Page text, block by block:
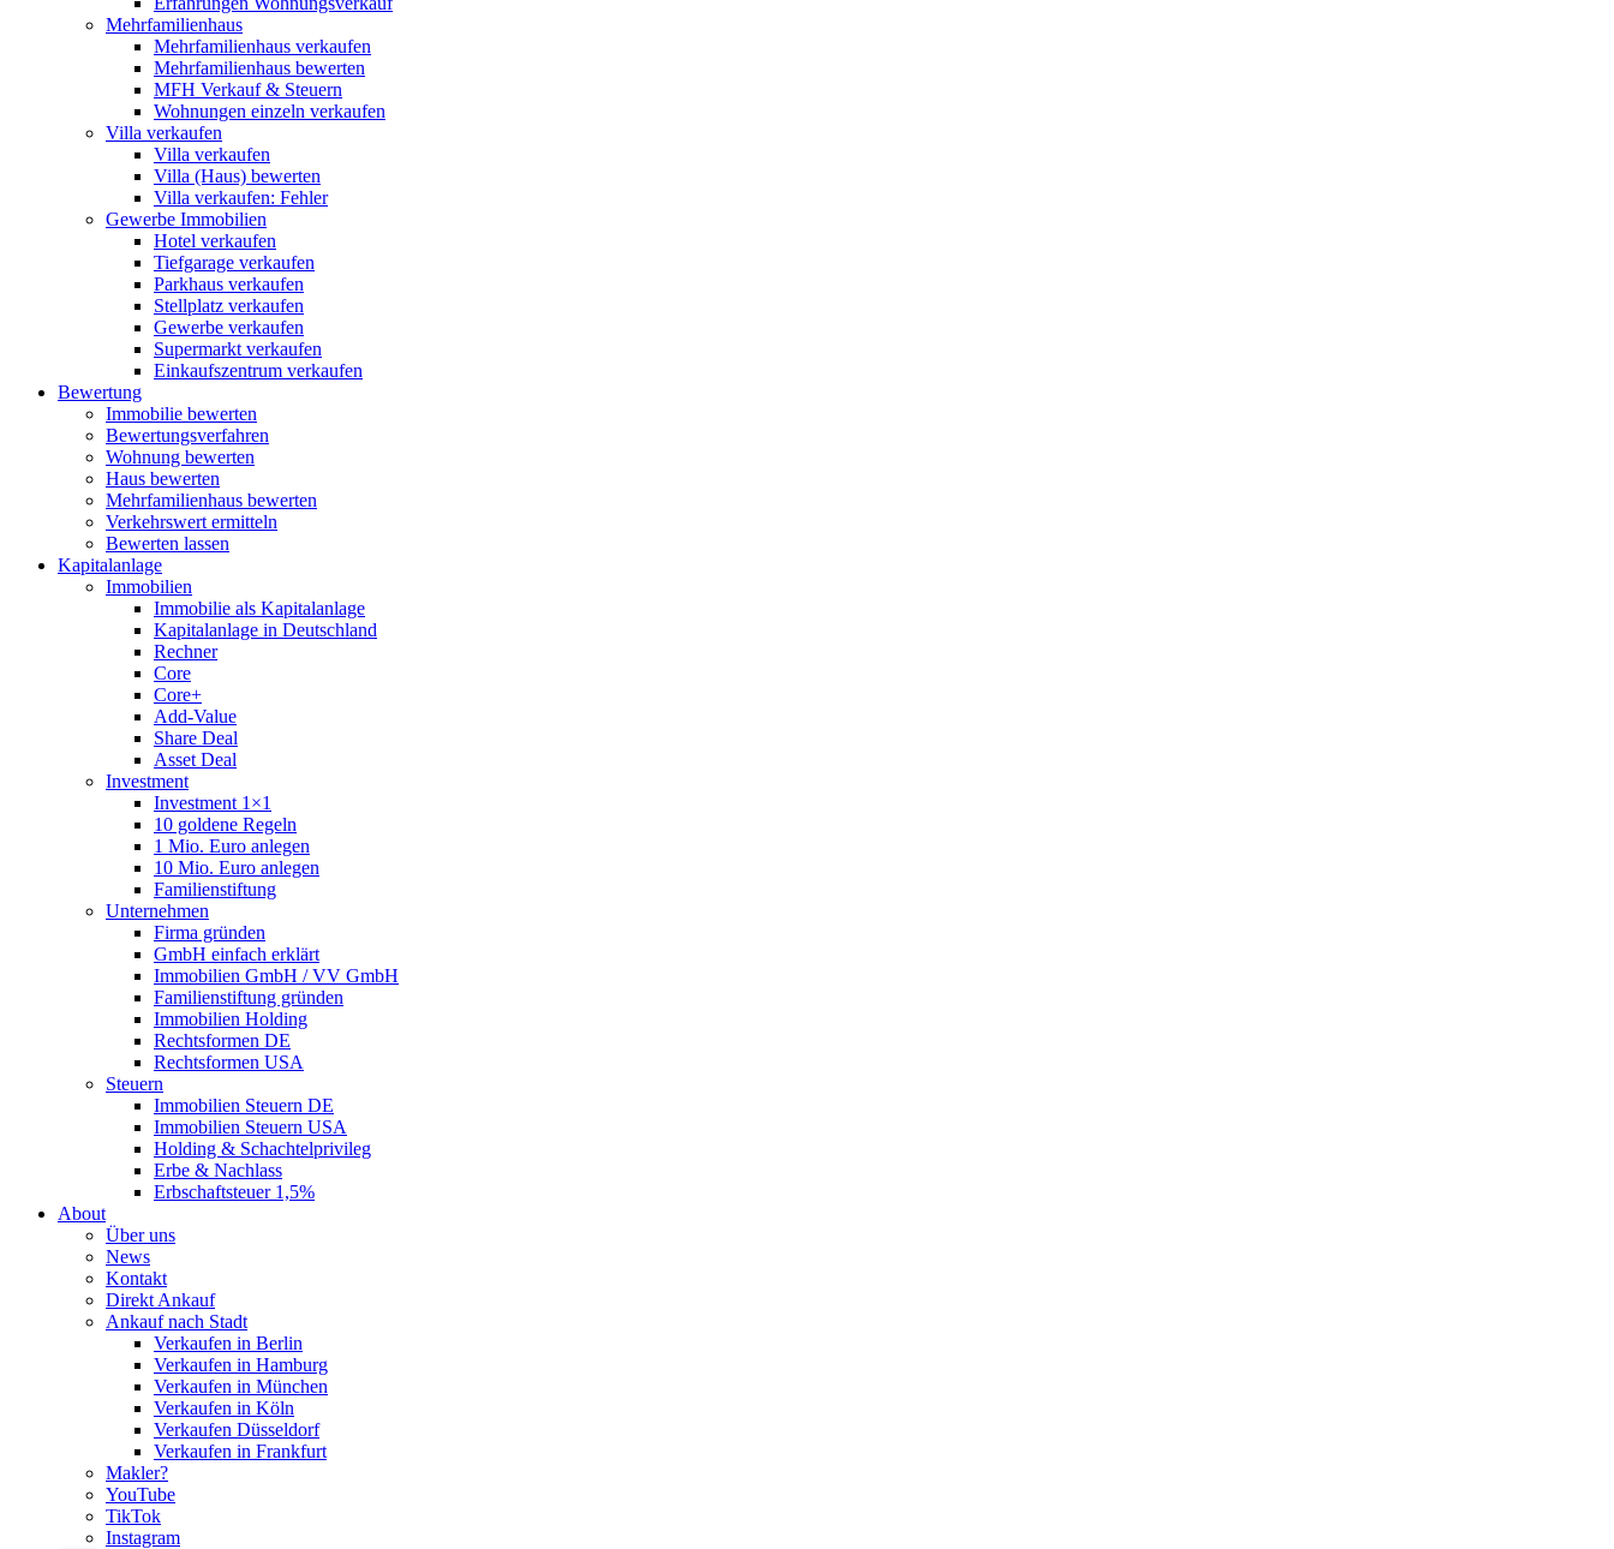
Mehrfamilienhaus
Mehrfamilienhaus verkaufen
Mehrfamilienhaus bewerten
MFH Verkauf & Steuern
Wohnungen einzeln verkaufen
Villa verkaufen
Villa verkaufen
Villa (Haus) bewerten
Villa verkaufen: Fehler
Gewerbe Immobilien
Hotel verkaufen
Tiefgarage verkaufen
Parkhaus verkaufen
Stellplatz verkaufen
Gewerbe verkaufen
Supermarkt verkaufen
Einkaufszentrum verkaufen
Bewertung
Immobilie bewerten
Bewertungsverfahren
Wohnung bewerten
Haus bewerten
Mehrfamilienhaus bewerten
Verkehrswert ermitteln
Bewerten lassen
Kapitalanlage
Immobilien
Immobilie als Kapitalanlage
Kapitalanlage in Deutschland
Rechner
Core
Core+
Add-Value
Share Deal
Asset Deal
Investment
Investment 1×1
10 goldene Regeln
1 Mio. Euro anlegen
10 Mio. Euro anlegen
Familienstiftung
Unternehmen
Firma gründen
GmbH einfach erklärt
Immobilien GmbH / VV GmbH
Familienstiftung gründen
Immobilien Holding
Rechtsformen DE
Rechtsformen USA
Steuern
Immobilien Steuern DE
Immobilien Steuern USA
Holding & Schachtelprivileg
Erbe & Nachlass
Erbschaftsteuer 1,5%
About
Über uns
News
Kontakt
Direkt Ankauf
Ankauf nach Stadt
Verkaufen in Berlin
Verkaufen in Hamburg
Verkaufen in München
Verkaufen in Köln
Verkaufen Düsseldorf
Verkaufen in Frankfurt
Makler?
YouTube
TikTok
Instagram